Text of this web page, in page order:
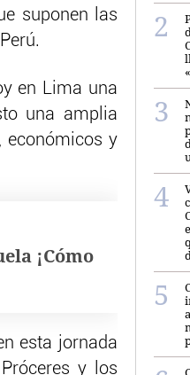
suponen las
en Lima una
una amplia
económicos y
¡Cómo
esta jornada
y los